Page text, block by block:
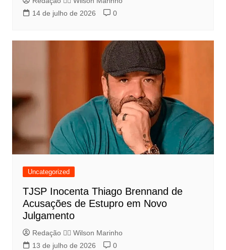
14 de julho de 2026
0
Uncategorized
TJSP Inocenta Thiago Brennand de
Acusações de Estupro em Novo
Julgamento
Redação 👨‍⚖️​ Wilson Marinho
13 de julho de 2026
0